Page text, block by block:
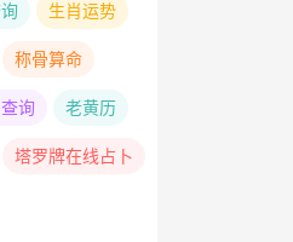
生肖运势
称骨算命
询 老黄历
塔罗牌在线占卜